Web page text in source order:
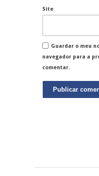
Site
Guardar o meu
navegador para a
comentar.